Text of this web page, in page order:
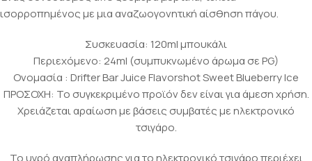
ισορροπημένος με μια αναζωογονητική αίσθηση πάγου.
Συσκευασία: 120ml μπουκάλι
Περιεχόμενο: 24ml (συμπυκνωμένο άρωμα σε PG)
Ονομασία : Drifter Bar Juice Flavorshot Sweet Blueberry Ice
ΠΡΟΣΟΧΗ: Το συγκεκριμένο προϊόν δεν είναι για άμεση χρήση.
Χρειάζεται αραίωση με βάσεις συμβατές με ηλεκτρονικό
τσιγάρο.
Το υγρό αναπλήρωσης για το ηλεκτρονικό τσιγάρο περιέχει